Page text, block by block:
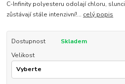
C-Infinity polyesteru odolají chloru,
zůstávají stále intenzivní!... celý popis
Dostupnost
Skladem
Velikost